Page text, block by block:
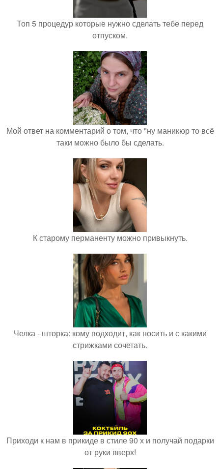
Топ 5 процедур которые нужно сделать тебе перед
отпуском.
Мой ответ на комментарий о том, что "ну маникюр то всё
таки можно было бы сделать.
К старому перманенту можно привыкнуть.
Челка - шторка: кому подходит, как носить и с какими
стрижками сочетать.
Приходи к нам в прикиде в стиле 90 х и получай подарки
от руки вверх!